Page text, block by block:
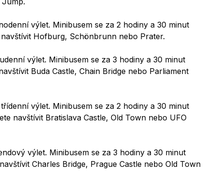
výlet. Minibusem se za 2 hodiny a 30 minut
Hofburg, Schönbrunn nebo Prater.
výlet. Minibusem se za 3 hodiny a 30 minut
Buda Castle, Chain Bridge nebo Parliament
výlet. Minibusem se za 2 hodiny a 30 minut
navštívit Bratislava Castle, Old Town nebo UFO
výlet. Minibusem se za 3 hodiny a 30 minut
Charles Bridge, Prague Castle nebo Old Town